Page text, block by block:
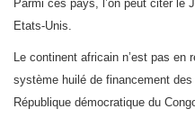
Parmi ces pays, l’on peut citer le
Etats-Unis.
Le continent africain n’est pas
système huilé de financement
République démocratique du